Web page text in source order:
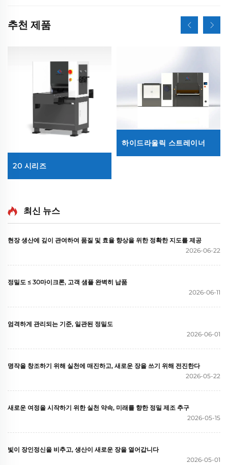
추천 제품
20 시리즈
하이드라울릭 스트레이너
최신 뉴스
현장 생산에 깊이 관여하여 품질 및 효율 향상을 위한 정확한 지도를 제공
2026-06-22
정밀도 ≤ 30마이크론, 고객 샘플 완벽히 납품
2026-06-11
엄격하게 관리되는 기준, 일관된 정밀도
2026-06-01
명작을 창조하기 위해 실천에 매진하고, 새로운 장을 쓰기 위해 전진한다
2026-05-22
새로운 여정을 시작하기 위한 실천 약속, 미래를 향한 정밀 제조 추구
2026-05-15
빛이 장인정신을 비추고, 생산이 새로운 장을 열어갑니다
2026-05-01